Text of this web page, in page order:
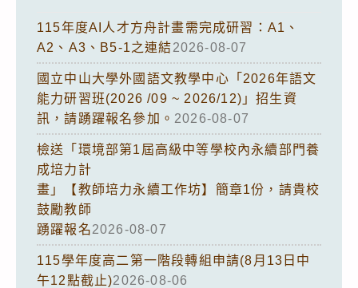
115年度AI人才方舟計畫需完成研習：A1、
A2、A3、B5-1之連結2026-08-07
國立中山大學外國語文教學中心「2026年語文
能力研習班(2026 /09 ~ 2026/12)」招生資
訊，請踴躍報名參加。 2026-08-07
檢送「環境部第1屆高級中等學校內永續部門養
成培力計
畫」【教師培力永續工作坊】簡章1份，請貴校
鼓勵教師
踴躍報名2026-08-07
115學年度高二第一階段轉組申請(8月13日中
午12點截止)2026-08-06